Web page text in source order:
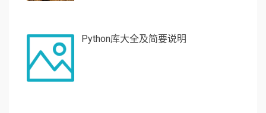
Python库大全及简要说明